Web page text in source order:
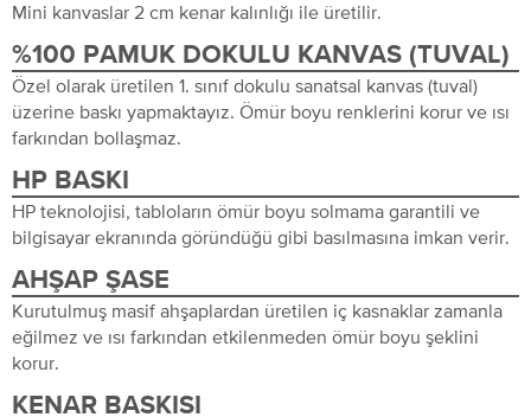
Mini kanvaslar 2 cm kenar kalınlığı ile üretilir.
%100 PAMUK DOKULU KANVAS (TUVAL)
Özel olarak üretilen 1. sınıf dokulu sanatsal kanvas (tuval)
üzerine baskı yapmaktayız. Ömür boyu renklerini korur ve ısı
farkından bollaşmaz.
HP BASKI
HP teknolojisi, tabloların ömür boyu solmama garantili ve
bilgisayar ekranında göründüğü gibi basılmasına imkan verir.
AHŞAP ŞASE
Kurutulmuş masif ahşaplardan üretilen iç kasnaklar zamanla
eğilmez ve ısı farkından etkilenmeden ömür boyu şeklini
korur.
KENAR BASKISI